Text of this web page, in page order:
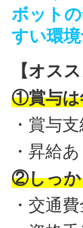
ボット
すい環
【オス
①賞与は
・賞与
・昇給
②しっか
・交通